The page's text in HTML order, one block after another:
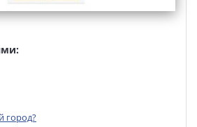
город?